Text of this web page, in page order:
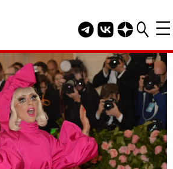
Telegram канал
Группа HELLO
Канал